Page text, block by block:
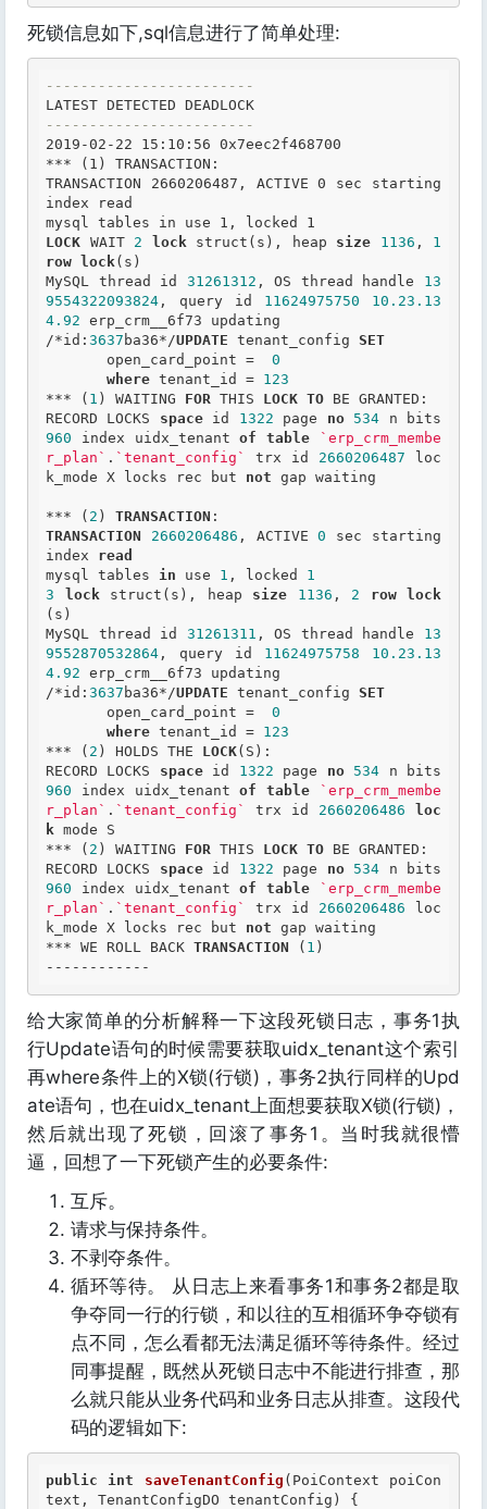
死锁信息如下,sql信息进行了简单处理:
------------------------
------------------------
2019-02-22 15:10:56 0x7eec2f468700
*** (1) TRANSACTION:
TRANSACTION 2660206487, ACTIVE 0 sec starting
index read
LOCK WAIT 2 lock struct(s), heap size 1136 , 1
row
lock(s)
MySQL thread id 31261312 , OS thread handle 13
9554322093824 , query id 11624975750 10.23 .13
4 .92 erp_crm__6f73 updating
/*id: 3637 ba36*/UPDATE tenant_config SET
       open_card_point =
0
where tenant_id = 123
*** ( 1 ) WAITING FOR THIS LOCK TO BE GRANTED:
RECORD LOCKS space id 1322 page no 534
960 index uidx_tenant of table
`erp_crm_membe
r_plan` . `tenant_config` trx id 2660206487 loc
k_mode X locks rec but not gap waiting
*** ( 2 ) TRANSACTION
TRANSACTION
2660206486 , ACTIVE 0 sec starting
index read
mysql tables in use 1 , locked 1
3
lock struct(s), heap size 1136 , 2 row
lock
(s)
MySQL thread id 31261311 , OS thread handle 13
9552870532864 , query id 11624975758 10.23 .13
4 .92 erp_crm__6f73 updating
/*id: 3637 ba36*/UPDATE tenant_config SET
       open_card_point =
0
where tenant_id = 123
*** ( 2 ) HOLDS THE LOCK(S):
RECORD LOCKS space id 1322 page no 534
960 index uidx_tenant of table
`erp_crm_membe
r_plan` . `tenant_config` trx id 2660206486
loc
k mode S
*** ( 2 ) WAITING FOR THIS LOCK TO BE GRANTED:
RECORD LOCKS space id 1322 page no 534
960 index uidx_tenant of table
`erp_crm_membe
r_plan` . `tenant_config` trx id 2660206486 loc
k_mode X locks rec but not gap waiting
*** WE ROLL BACK TRANSACTION ( 1 )
给大家简单的分析解释一下这段死锁日志，事务1执
行Update语句的时候需要获取uidx_tenant这个索引
再where条件上的X锁(行锁)，事务2执行同样的Upd
ate语句，也在uidx_tenant上面想要获取X锁(行锁)，
然后就出现了死锁，回滚了事务1。当时我就很懵
逼，回想了一下死锁产生的必要条件:
互斥。
请求与保持条件。
不剥夺条件。
循环等待。 从日志上来看事务1和事务2都是取
争夺同一行的行锁，和以往的互相循环争夺锁有
点不同，怎么看都无法满足循环等待条件。经过
同事提醒，既然从死锁日志中不能进行排查，那
么就只能从业务代码和业务日志从排查。这段代
码的逻辑如下:
public int saveTenantConfig (PoiContext poiCon
text, TenantConfigDO tenantConfig) {